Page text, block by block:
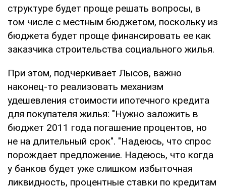
структуре будет проще решать вопросы, в
том числе с местным бюджетом, поскольку из
бюджета будет проще финансировать ее как
заказчика строительства социального жилья.
При этом, подчеркивает Лысов, важно
наконец-то реализовать механизм
удешевления стоимости ипотечного кредита
для покупателя жилья: "Нужно заложить в
бюджет 2011 года погашение процентов, но
не на длительный срок". "Надеюсь, что спрос
порождает предложение. Надеюсь, что когда
у банков будет уже слишком избыточная
ликвидность, процентные ставки по кредитам